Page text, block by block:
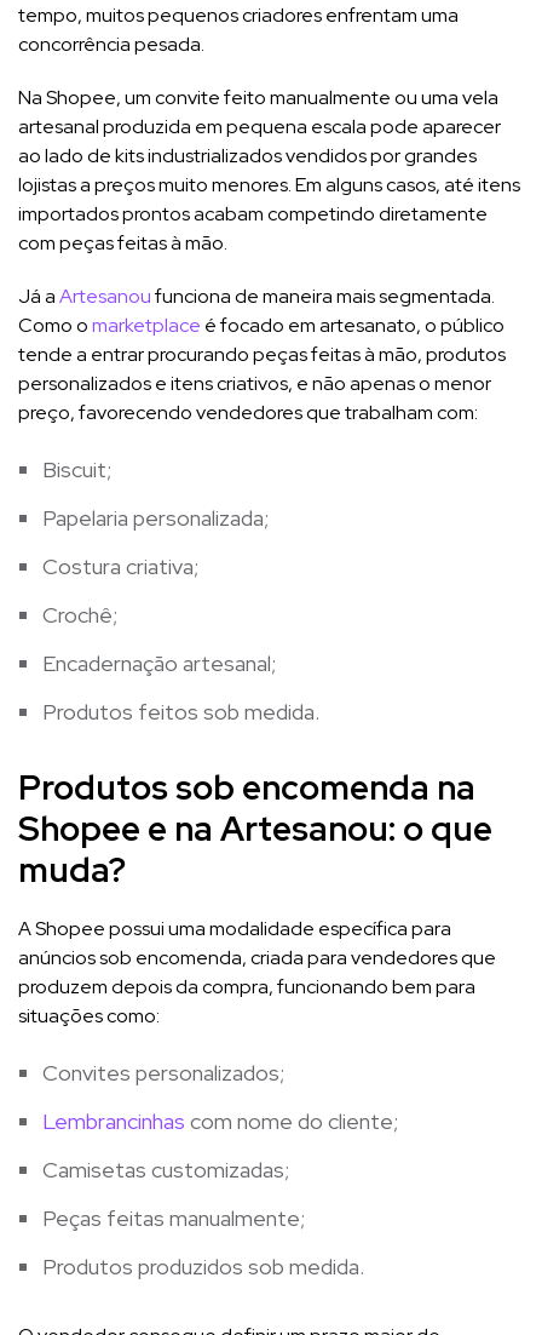
tempo, muitos pequenos criadores enfrentam uma
concorrência pesada.
Na Shopee, um convite feito manualmente ou uma vela
artesanal produzida em pequena escala pode aparecer
ao lado de kits industrializados vendidos por grandes
lojistas a preços muito menores. Em alguns casos, até itens
importados prontos acabam competindo diretamente
com peças feitas à mão.
Já aArtesanoufunciona de maneira mais segmentada.
Como omarketplace é focado em artesanato, o público
tende a entrar procurando peças feitas à mão, produtos
personalizados e itens criativos, e não apenas o menor
preço, favorecendo vendedores que trabalham com:
Biscuit;
Papelaria personalizada;
Costura criativa;
Crochê;
Encadernação artesanal;
Produtos feitos sob medida.
Produtos sob encomenda na
Shopee e na Artesanou: o que
muda?
A Shopee possui uma modalidade específica para
anúncios sob encomenda, criada para vendedores que
produzem depois da compra, funcionando bem para
situações como:
Convites personalizados;
Lembrancinhas com nome do cliente;
Camisetas customizadas;
Peças feitas manualmente;
Produtos produzidos sob medida.